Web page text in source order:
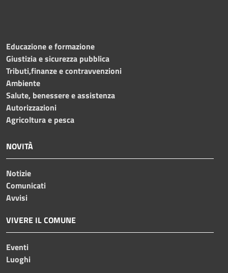
Educazione e formazione
Giustizia e sicurezza pubblica
Tributi,finanze e contravvenzioni
Ambiente
Salute, benessere e assistenza
Autorizzazioni
Agricoltura e pesca
NOVITÀ
Notizie
Comunicati
Avvisi
VIVERE IL COMUNE
Eventi
Luoghi